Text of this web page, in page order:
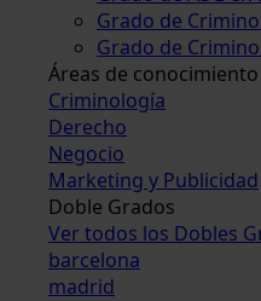
Grado de
Grado de
Áreas de conocimiento
Criminología
Derecho
Negocio
Marketing y Publicidad
Doble Grados
Ver todos los Dobles
barcelona
madrid